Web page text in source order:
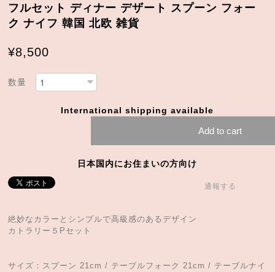
フルセット ディナー デザート スプーン フォー
ク ナイフ 韓国 北欧 雑貨
¥8,500
数量
International shipping available
Add to cart
日本国内にお住まいの方向け
通報する
絶妙なカラーとシンプルで高級感のあるデザイン
カトラリー５Pセット
サイズ：スプーン 21cm / テーブルフォーク 21cm / テーブルナイ